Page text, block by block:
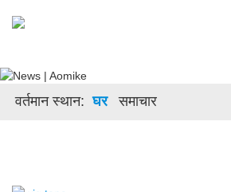
वर्तमान स्थान: घर समाचार